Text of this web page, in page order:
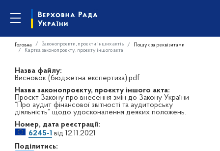
Головна Законопроєкти, проєкти інших актів
Пошук за реквізитами
Картка законопроєкту, проєкту іншого акта
Назва файлу:
Висновок (бюджетна експертиза).pdf
Назва законопроєкту, проєкту іншого акта:
Проєкт Закону про внесення змін до Закону України
“Про аудит фінансової звітності та аудиторську
діяльність” щодо удосконалення деяких положень.
Номер, дата реєстрації:
6245-1 від 12.11.2021
Поділитись: